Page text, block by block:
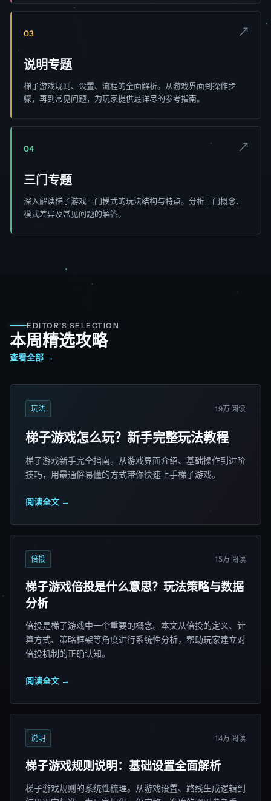
03 ↗
说明专题
梯子游戏规则、设置、流程的全面解析。从游戏界面到操作步
骤，再到常见问题，为玩家提供最详尽的参考指南。
04 ↗
三门专题
深入解读梯子游戏三门模式的玩法结构与特点。分析三门概念、
模式差异及常见问题的解答。
EDITOR'S SELECTION
本周精选攻略
查看全部 →
玩法 1.9万 阅读
梯子游戏怎么玩？新手完整玩法教程
梯子游戏新手完全指南。从游戏界面介绍、基础操作到进阶
技巧，用最通俗易懂的方式带你快速上手梯子游戏。
阅读全文 →
倍投 1.5万 阅读
梯子游戏倍投是什么意思？玩法策略与数据
分析
倍投是梯子游戏中一个重要的概念。本文从倍投的定义、计
算方式、策略框架等角度进行系统性分析，帮助玩家建立对
倍投机制的正确认知。
阅读全文 →
说明 1.4万 阅读
梯子游戏规则说明：基础设置全面解析
梯子游戏规则的系统性梳理。从游戏设置、路线生成逻辑到